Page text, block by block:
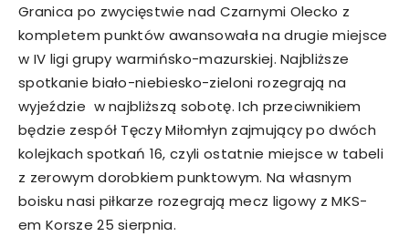
Granica po zwycięstwie nad Czarnymi Olecko z
kompletem punktów awansowała na drugie miejsce
w IV ligi grupy warmińsko-mazurskiej. Najbliższe
spotkanie biało-niebiesko-zieloni rozegrają na
wyjeździe w najbliższą sobotę. Ich przeciwnikiem
będzie zespół Tęczy Miłomłyn zajmujący po dwóch
kolejkach spotkań 16, czyli ostatnie miejsce w tabeli
z zerowym dorobkiem punktowym. Na własnym
boisku nasi piłkarze rozegrają mecz ligowy z MKS-
em Korsze 25 sierpnia.